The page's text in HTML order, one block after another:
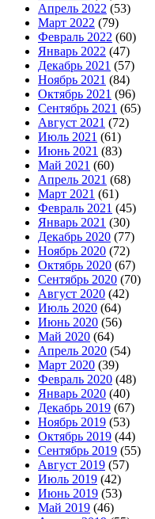
Апрель 2022 (53)
Март 2022 (79)
Февраль 2022 (60)
Январь 2022 (47)
Декабрь 2021 (57)
Ноябрь 2021 (84)
Октябрь 2021 (96)
Сентябрь 2021 (65)
Август 2021 (72)
Июль 2021 (61)
Июнь 2021 (83)
Май 2021 (60)
Апрель 2021 (68)
Март 2021 (61)
Февраль 2021 (45)
Январь 2021 (30)
Декабрь 2020 (77)
Ноябрь 2020 (72)
Октябрь 2020 (67)
Сентябрь 2020 (70)
Август 2020 (42)
Июль 2020 (64)
Июнь 2020 (56)
Май 2020 (64)
Апрель 2020 (54)
Март 2020 (39)
Февраль 2020 (48)
Январь 2020 (40)
Декабрь 2019 (67)
Ноябрь 2019 (53)
Октябрь 2019 (44)
Сентябрь 2019 (55)
Август 2019 (57)
Июль 2019 (42)
Июнь 2019 (53)
Май 2019 (46)